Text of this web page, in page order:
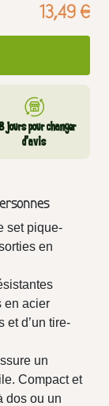
13,49 €
jours pour changer
d’avis
set pique-
en
en acier
et d’un tire-
un
Compact et
dos ou un